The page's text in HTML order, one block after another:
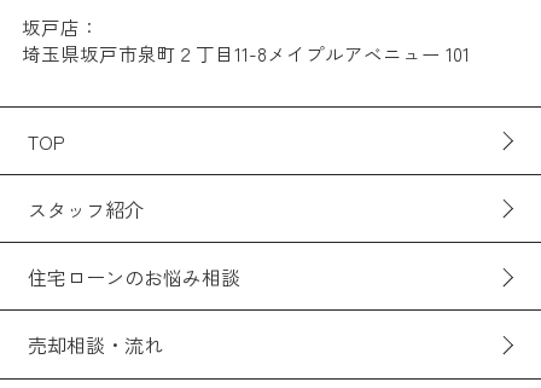
坂戸店：
埼玉県坂戸市泉町２丁目11-8メイプルアベニュー 101
TOP
スタッフ紹介
住宅ローンのお悩み相談
売却相談・流れ